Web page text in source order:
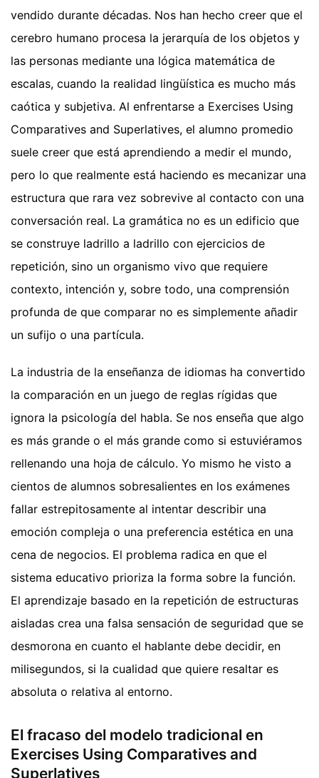
vendido durante décadas. Nos han hecho creer que el
cerebro humano procesa la jerarquía de los objetos y
las personas mediante una lógica matemática de
escalas, cuando la realidad lingüística es mucho más
caótica y subjetiva. Al enfrentarse a Exercises Using
Comparatives and Superlatives, el alumno promedio
suele creer que está aprendiendo a medir el mundo,
pero lo que realmente está haciendo es mecanizar una
estructura que rara vez sobrevive al contacto con una
conversación real. La gramática no es un edificio que
se construye ladrillo a ladrillo con ejercicios de
repetición, sino un organismo vivo que requiere
contexto, intención y, sobre todo, una comprensión
profunda de que comparar no es simplemente añadir
un sufijo o una partícula.
La industria de la enseñanza de idiomas ha convertido
la comparación en un juego de reglas rígidas que
ignora la psicología del habla. Se nos enseña que algo
es más grande o el más grande como si estuviéramos
rellenando una hoja de cálculo. Yo mismo he visto a
cientos de alumnos sobresalientes en los exámenes
fallar estrepitosamente al intentar describir una
emoción compleja o una preferencia estética en una
cena de negocios. El problema radica en que el
sistema educativo prioriza la forma sobre la función.
El aprendizaje basado en la repetición de estructuras
aisladas crea una falsa sensación de seguridad que se
desmorona en cuanto el hablante debe decidir, en
milisegundos, si la cualidad que quiere resaltar es
absoluta o relativa al entorno.
El fracaso del modelo tradicional en
Exercises Using Comparatives and
Superlatives